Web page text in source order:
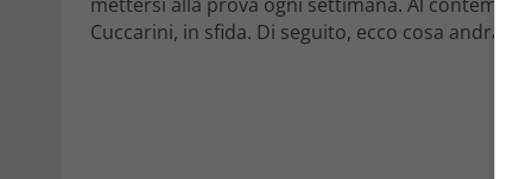
Cuccarini, in sfida. Di seguito, ecco cosa andrà